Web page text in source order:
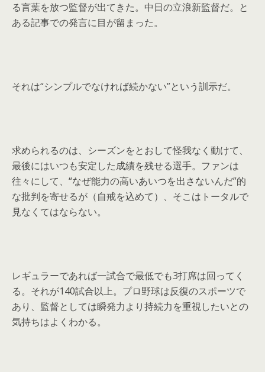
る言葉を放つ監督が出てきた。中日の立浪新監督だ。と
ある記事での発言に目が留まった。
それは“シンプルでなければ続かない”という訓示だ。
求められるのは、シーズンをとおして怪我なく動けて、
最後にはいつも安定した成績を残せる選手。ファンは
往々にして、“なぜ能力の高いあいつを出さないんだ”的
な批判を寄せるが（自戒を込めて）、そこはトータルで
見なくてはならない。
レギュラーであれば一試合で最低でも3打席は回ってく
る。それが140試合以上。プロ野球は反復のスポーツで
あり、監督としては瞬発力より持続力を重視したいとの
気持ちはよくわかる。